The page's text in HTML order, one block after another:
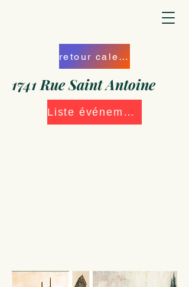
retour calendrier
1741 Rue Saint Antoine
Liste événements